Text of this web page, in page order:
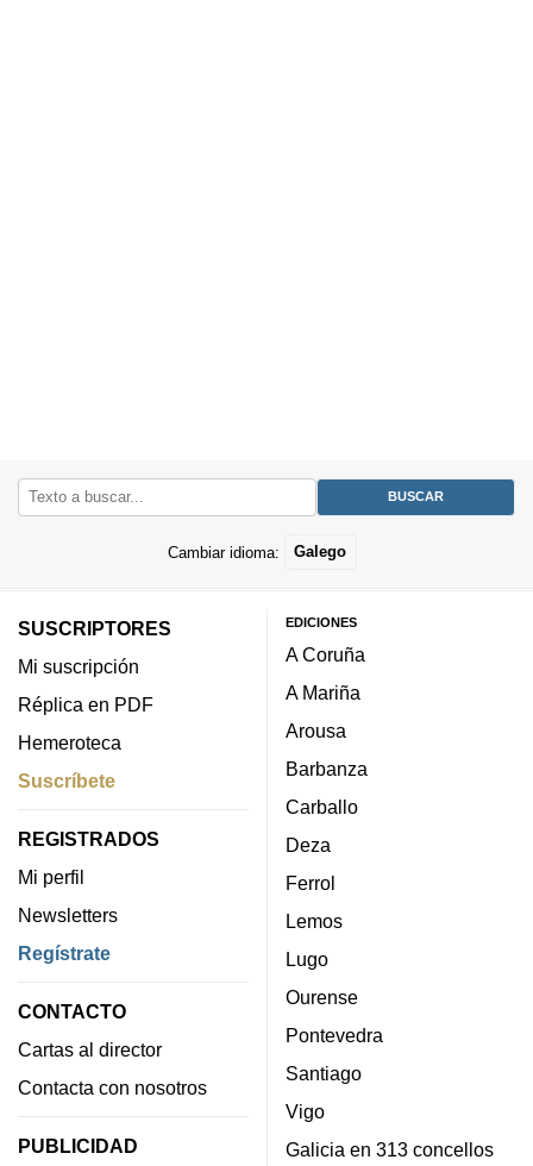
Cambiar idioma: Galego
SUSCRIPTORES
Mi suscripción
Réplica en PDF
Hemeroteca
Suscríbete
REGISTRADOS
Mi perfil
Newsletters
Regístrate
CONTACTO
Cartas al director
Contacta con nosotros
PUBLICIDAD
EDICIONES
A Coruña
A Mariña
Arousa
Barbanza
Carballo
Deza
Ferrol
Lemos
Lugo
Ourense
Pontevedra
Santiago
Vigo
Galicia en 313 concellos